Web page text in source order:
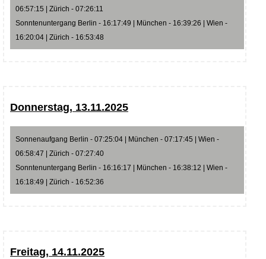
06:57:15 | Zürich - 07:26:11
Sonntenuntergang Berlin - 16:17:49 | München - 16:39:26 | Wien -
16:20:04 | Zürich - 16:53:48
Donnerstag, 13.11.2025
Sonnenaufgang Berlin - 07:25:04 | München - 07:17:45 | Wien -
06:58:47 | Zürich - 07:27:40
Sonntenuntergang Berlin - 16:16:17 | München - 16:38:12 | Wien -
16:18:49 | Zürich - 16:52:36
Freitag, 14.11.2025